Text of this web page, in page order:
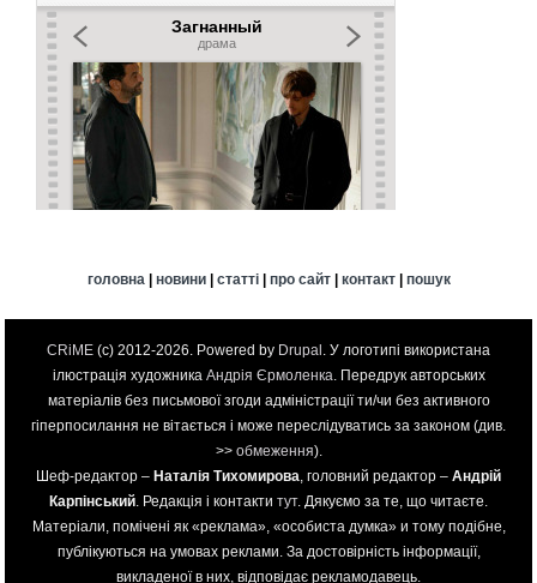
головна | новини| статті| про сайт| контакт| пошук
CRiME (c) 2012-2026. Powered by Drupal . У логотипі використана
ілюстрація художника Андрія Єрмоленка . Передрук авторських
матеріалів без письмової згоди адміністрації ти/чи без активного
гіперпосилання не вітається і може переслідуватись за законом (див.
>> обмеження).
Шеф-редактор – Наталія Тихомирова , головний редактор – Андрій
Карпінський . Редакція і контакти тут. Дякуємо за те, що читаєте.
Матеріали, помічені як «реклама», «особиста думка» и тому подібне,
публікуються на умовах реклами. За достовірність інформації,
викладеної в них, відповідає рекламодавець.